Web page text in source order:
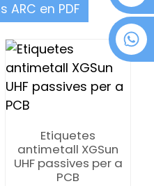
18076372139
en PDF
Etiquetes
antimetall XGSun
UHF passives per a
PCB